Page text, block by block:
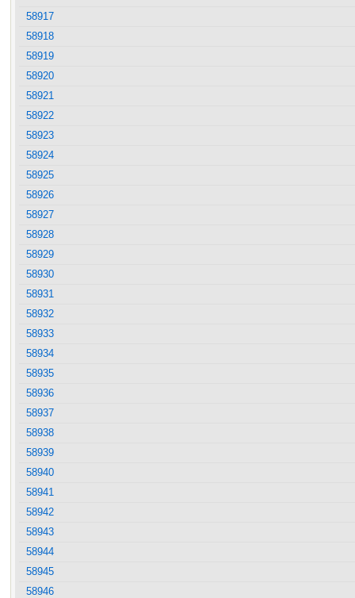
58917
58918
58919
58920
58921
58922
58923
58924
58925
58926
58927
58928
58929
58930
58931
58932
58933
58934
58935
58936
58937
58938
58939
58940
58941
58942
58943
58944
58945
58946